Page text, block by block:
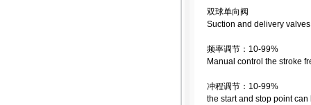
双球单向阀
Suction and delivery
频率调节：10-99%
Manual control the stroke
冲程调节：10-99%
the start and stop point